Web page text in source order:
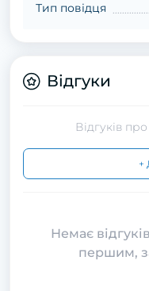
Тип повідця
Відгуки
Відгуків
+
Немає
першим,